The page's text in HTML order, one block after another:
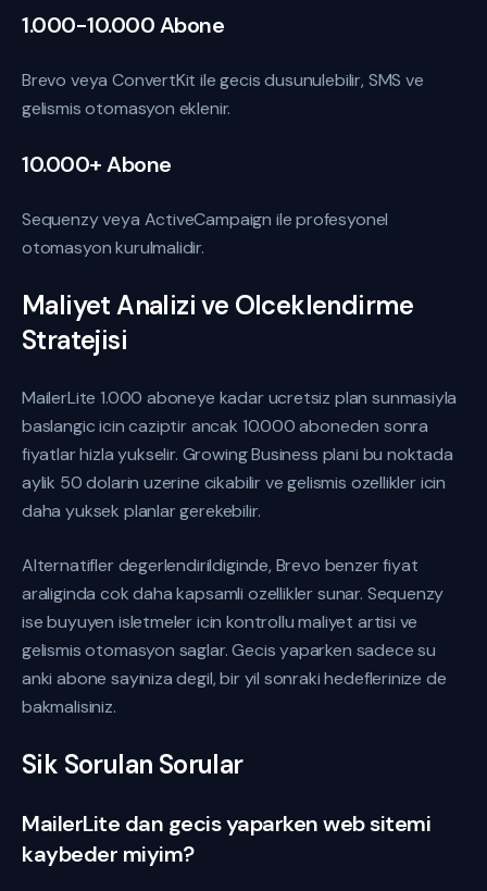
1.000-10.000 Abone
Brevo veya ConvertKit ile gecis dusunulebilir, SMS ve
gelismis otomasyon eklenir.
10.000+ Abone
Sequenzy veya ActiveCampaign ile profesyonel
otomasyon kurulmalidir.
Maliyet Analizi ve Olceklendirme
Stratejisi
MailerLite 1.000 aboneye kadar ucretsiz plan sunmasiyla
baslangic icin caziptir ancak 10.000 aboneden sonra
fiyatlar hizla yukselir. Growing Business plani bu noktada
aylik 50 dolarin uzerine cikabilir ve gelismis ozellikler icin
daha yuksek planlar gerekebilir.
Alternatifler degerlendirildiginde, Brevo benzer fiyat
araliginda cok daha kapsamli ozellikler sunar. Sequenzy
ise buyuyen isletmeler icin kontrollu maliyet artisi ve
gelismis otomasyon saglar. Gecis yaparken sadece su
anki abone sayiniza degil, bir yil sonraki hedeflerinize de
bakmalisiniz.
Sik Sorulan Sorular
MailerLite dan gecis yaparken web sitemi
kaybeder miyim?